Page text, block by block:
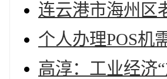
连云港市海州区
个人办理POS机
高淳：工业经济